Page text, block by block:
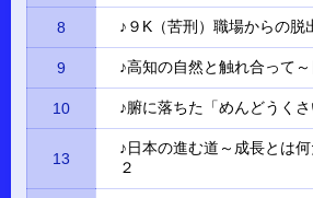
8 ♪９K（苦刑）職場からの脱
9 ♪高知の自然と触れ合って～
10 ♪腑に落ちた「めんどうく
13
♪日本の進む道～成長とは
２